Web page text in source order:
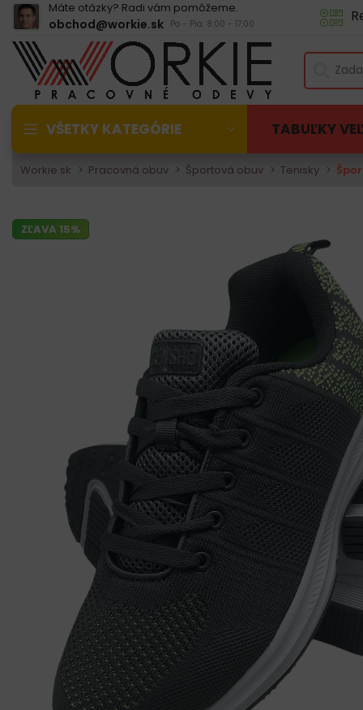
Máte otázky? Radi vám pomôžeme.
obchod@workie.sk Po - Pia: 8:00 - 17:00
VŠETKY KATEGÓRIE TABUĽKY
Workie.sk Pracovná obuv Športová obuv Tenisky
ZĽAVA 15%